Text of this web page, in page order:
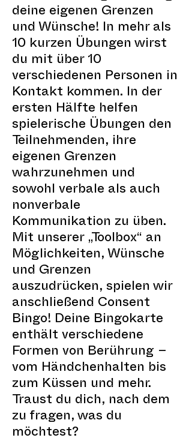
deine eigenen Grenzen
und Wünsche! In mehr als
10 kurzen Übungen wirst
du mit über 10
verschiedenen Personen in
Kontakt kommen. In der
ersten Hälfte helfen
spielerische Übungen den
Teilnehmenden, ihre
eigenen Grenzen
wahrzunehmen und
sowohl verbale als auch
nonverbale
Kommunikation zu üben.
Mit unserer „Toolbox“ an
Möglichkeiten, Wünsche
und Grenzen
auszudrücken, spielen wir
anschließend Consent
Bingo! Deine Bingokarte
enthält verschiedene
Formen von Berührung –
vom Händchenhalten bis
zum Küssen und mehr.
Traust du dich, nach dem
zu fragen, was du
möchtest?